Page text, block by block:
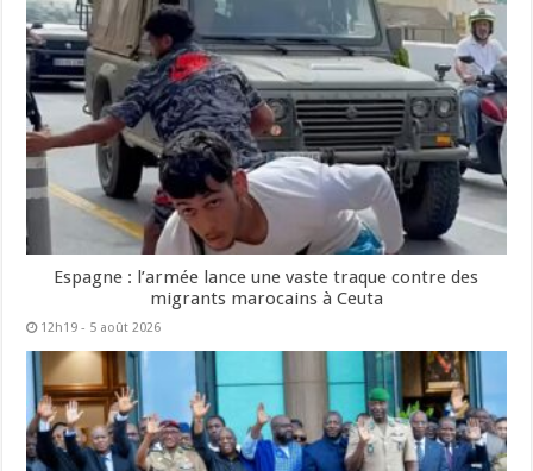
Espagne : l’armée lance une vaste traque contre des
migrants marocains à Ceuta
12h19 - 5 août 2026